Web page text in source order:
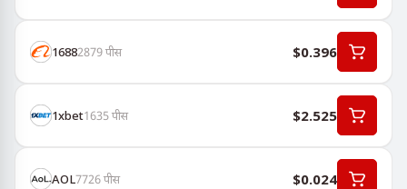
16882879पीस $0.396
1хbet1635पीस $2.525
AOL7726पीस $0.024